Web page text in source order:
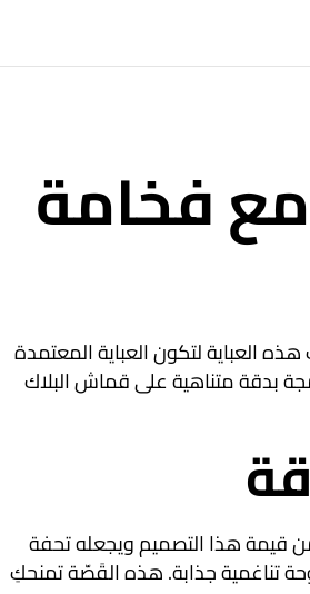
مع فخامة
العباية لتكون العباية المعتمدة
بدقة متناهية على قماش البلاك
قيمة هذا التصميم ويجعله تحفة
تناغمية جذابة. هذه القَصّة تمنحكِ